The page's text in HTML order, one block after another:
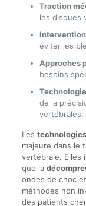
Traction
les disques
éviter les
Approches
besoins
de la
vertébrales.
Les
majeure dans le
vertébrale. Elles
que la
ondes de choc
méthodes non
des patients